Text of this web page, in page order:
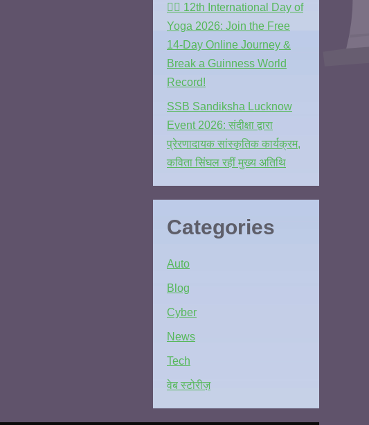
🧘‍♂️ 12th International Day of
Yoga 2026: Join the Free
14-Day Online Journey &
Break a Guinness World
Record!
SSB Sandiksha Lucknow
Event 2026: संदीक्षा द्वारा
प्रेरणादायक सांस्कृतिक कार्यक्रम,
कविता सिंघल रहीं मुख्य अतिथि
Categories
Auto
Blog
Cyber
News
Tech
वेब स्टोरीज़